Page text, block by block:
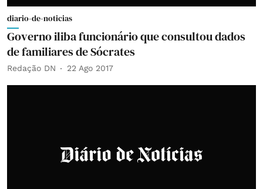
diario-de-noticias
Governo iliba funcionário que consultou dados
de familiares de Sócrates
Redação DN 22 Ago 2017